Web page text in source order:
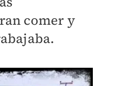
comer y